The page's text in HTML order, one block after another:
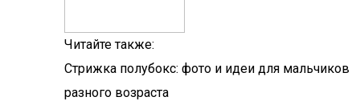
Читайте также:
Стрижка полубокс: фото и идеи для мальчиков
разного возраста